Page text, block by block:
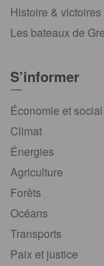
Histoire & victoires
Les bateaux de
S’informer
Économie et social
Climat
Énergies
Agriculture
Forêts
Océans
Transports
Paix et justice